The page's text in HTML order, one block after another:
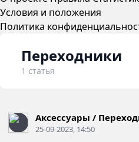
Условия и положения
Политика
Переходники
1 статья
Аксессуары /
25-09-2023, 14:50